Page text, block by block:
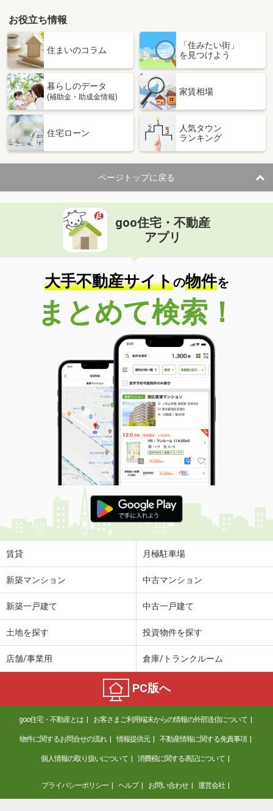
お役立ち情報
住まいのコラム
「住みたい街」
を見つけよう
暮らしのデータ
(補助金・助成金情報)
家賃相場
住宅ローン
人気タウン
ランキング
ページトップに戻る
goo住宅・不動産
アプリ
大手不動産サイトの物件を
まとめて検索！
賃貸 月極駐車場
新築マンション 中古マンション
新築一戸建て 中古一戸建て
土地を探す 投資物件を探す
店舗/事業用 倉庫/トランクルーム
PC版へ
goo住宅・不動産とは お客さまご利用端末からの情報の外部送信について
物件に関するお問合せの流れ 情報提供元 不動産情報に関する免責事項
個人情報の取り扱いについて 消費税に関する表記について
プライバシーポリシー ヘルプ お問い合わせ 運営会社